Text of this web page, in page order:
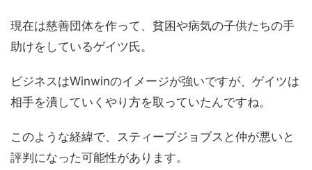
現在は慈善団体を作って、貧困や病気の子供たちの手
助けをしているゲイツ氏。
ビジネスはWinwinのイメージが強いですが、ゲイツは
相手を潰していくやり方を取っていたんですね。
このような経緯で、スティーブジョブスと仲が悪いと
評判になった可能性があります。